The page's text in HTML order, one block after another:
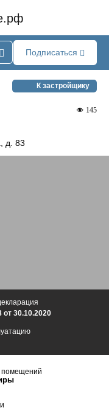
Подписаться
К застройщику
145
д. 83
30.10.2020
помещений